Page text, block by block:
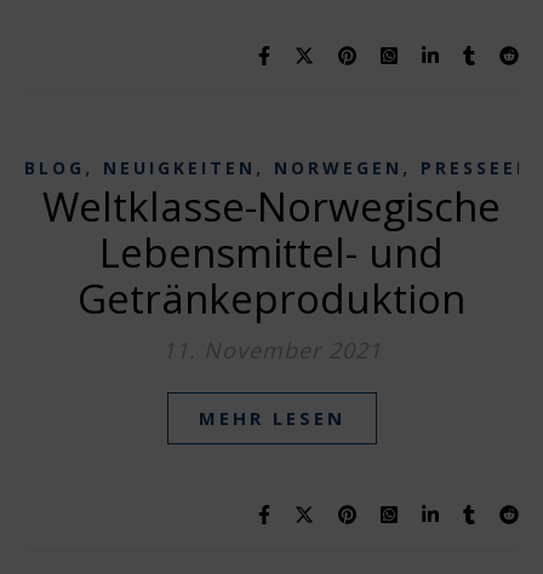
BLOG , NEUIGKEITEN , NORWEGEN ,
Weltklasse-Norwegische
Lebensmittel- und
Getränkeproduktion
11. November 2021
MEHR LESEN